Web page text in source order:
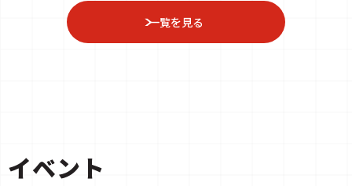
一覧を見る
イベント